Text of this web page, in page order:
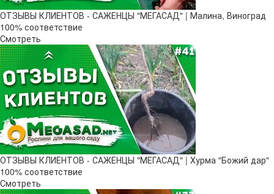
ОТЗЫВЫ КЛИЕНТОВ - САЖЕНЦЫ "МЕГАСАД" | Малина, Виноград
100% соответствие
Смотреть
ОТЗЫВЫ КЛИЕНТОВ - САЖЕНЦЫ "МЕГАСАД" | Хурма "Божий дар" ​
100% соответствие
Смотреть